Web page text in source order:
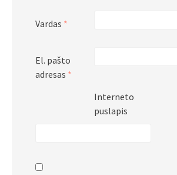
Vardas *
El. pašto
adresas *
Interneto
puslapis